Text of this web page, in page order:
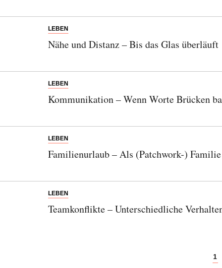
LEBEN
Nähe und Distanz – Bis das Glas überläuft
LEBEN
Kommunikation – Wenn Worte Brücken
LEBEN
Familienurlaub – Als (Patchwork-)
LEBEN
Teamkonflikte – Unterschiedliche
1